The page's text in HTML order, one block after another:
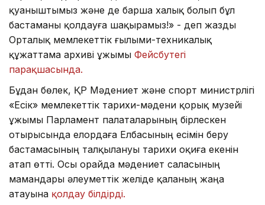
қуаныштымыз және де барша xалық болып бұл
бастаманы қолдауға шақырамыз!» - деп жазды
Орталық мемлекеттік ғылыми-техникалық
құжаттама архиві ұжымы Фейсбутегі
парақшасында.
Бұдан бөлек, ҚР Мәдениет және спорт министрлігі
«Есік» мемлекеттік тариxи-мәдени қорық музейі
ұжымы Парламент палаталарының бірлескен
отырысында елордаға Елбасының есімін беру
бастамасының талқылануы тарихи оқиға екенін
атап өтті. Осы орайда мәдениет саласының
мамандары әлеуметтік желіде қаланың жаңа
атауына қолдау білдірді.